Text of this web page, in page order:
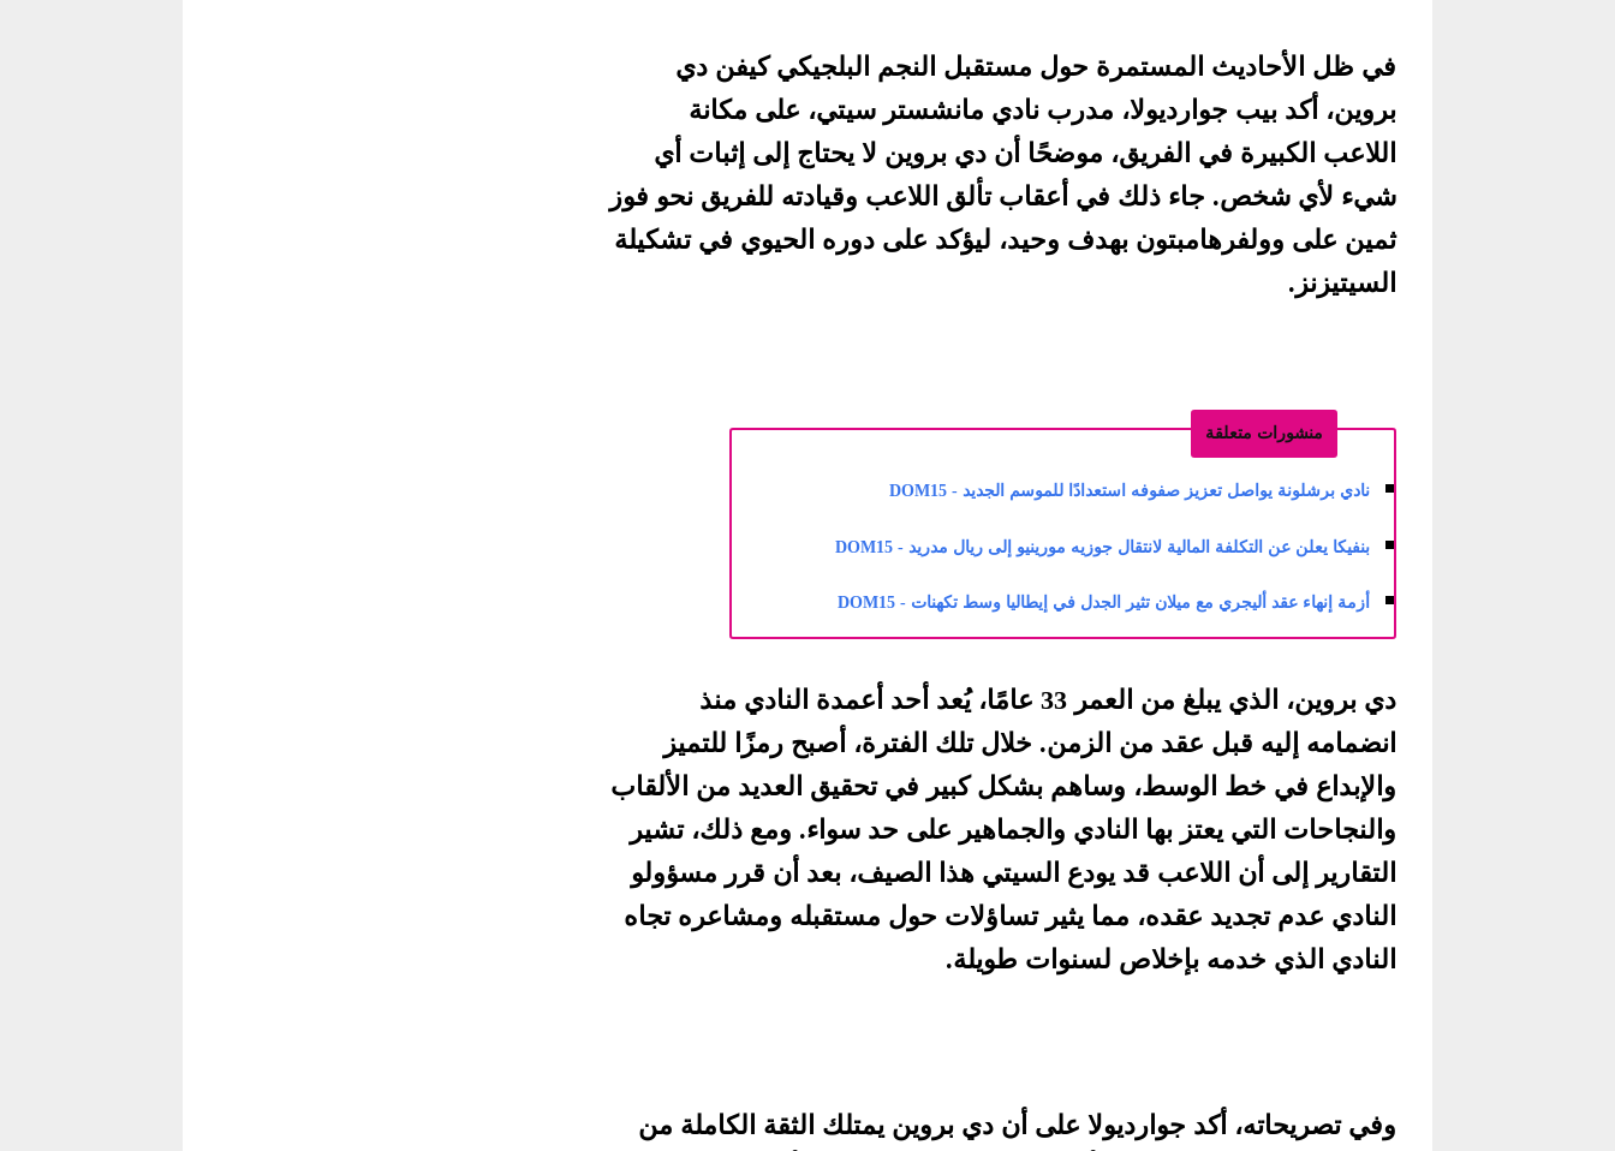
في ظل الأحاديث المستمرة حول مستقبل النجم البلجيكي كيفن دي
بروين، أكد بيب جوارديولا، مدرب نادي مانشستر سيتي، على مكانة
اللاعب الكبيرة في الفريق، موضحًا أن دي بروين لا يحتاج إلى إثبات أي
شيء لأي شخص. جاء ذلك في أعقاب تألق اللاعب وقيادته للفريق نحو فوز
ثمين على وولفرهامبتون بهدف وحيد، ليؤكد على دوره الحيوي في تشكيلة
السيتيزنز.
منشورات متعلقة
نادي برشلونة يواصل تعزيز صفوفه استعدادًا للموسم الجديد - DOM15
بنفيكا يعلن عن التكلفة المالية لانتقال جوزيه مورينيو إلى ريال مدريد - DOM15
أزمة إنهاء عقد أليجري مع ميلان تثير الجدل في إيطاليا وسط تكهنات - DOM15
دي بروين، الذي يبلغ من العمر 33 عامًا، يُعد أحد أعمدة النادي منذ
انضمامه إليه قبل عقد من الزمن. خلال تلك الفترة، أصبح رمزًا للتميز
والإبداع في خط الوسط، وساهم بشكل كبير في تحقيق العديد من الألقاب
والنجاحات التي يعتز بها النادي والجماهير على حد سواء. ومع ذلك، تشير
التقارير إلى أن اللاعب قد يودع السيتي هذا الصيف، بعد أن قرر مسؤولو
النادي عدم تجديد عقده، مما يثير تساؤلات حول مستقبله ومشاعره تجاه
النادي الذي خدمه بإخلاص لسنوات طويلة.
وفي تصريحاته، أكد جوارديولا على أن دي بروين يمتلك الثقة الكاملة من